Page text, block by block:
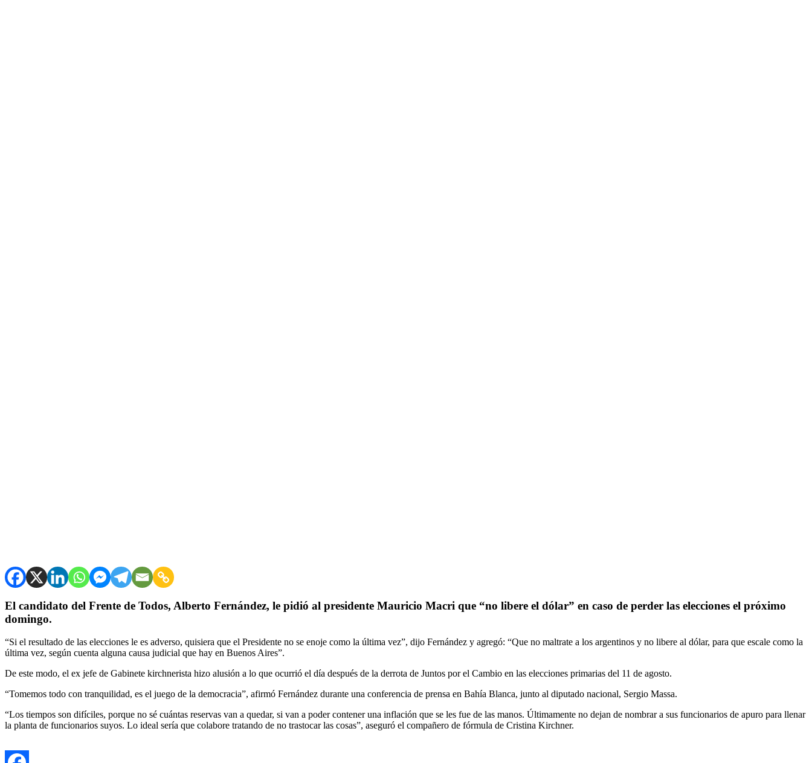
El candidato del Frente de Todos, Alberto Fernández, le pidió al presidente Mauricio Macri que “no libere el dólar” en caso de perder las elecciones el próximo
domingo.
“Si el resultado de las elecciones le es adverso, quisiera que el Presidente no se enoje como la última vez”, dijo Fernández y agregó: “Que no maltrate a los argentinos y no libere al dólar, para que escale como la
última vez, según cuenta alguna causa judicial que hay en Buenos Aires”.
De este modo, el ex jefe de Gabinete kirchnerista hizo alusión a lo que ocurrió el día después de la derrota de Juntos por el Cambio en las elecciones primarias del 11 de agosto.
“Tomemos todo con tranquilidad, es el juego de la democracia”, afirmó Fernández durante una conferencia de prensa en Bahía Blanca, junto al diputado nacional, Sergio Massa.
“Los tiempos son difíciles, porque no sé cuántas reservas van a quedar, si van a poder contener una inflación que se les fue de las manos. Últimamente no dejan de nombrar a sus funcionarios de apuro para llenar
la planta de funcionarios suyos. Lo ideal sería que colabore tratando de no trastocar las cosas”, aseguró el compañero de fórmula de Cristina Kirchner.